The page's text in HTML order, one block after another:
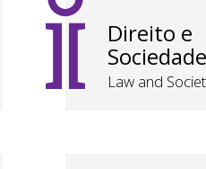
Direito e
Sociedade
Law and